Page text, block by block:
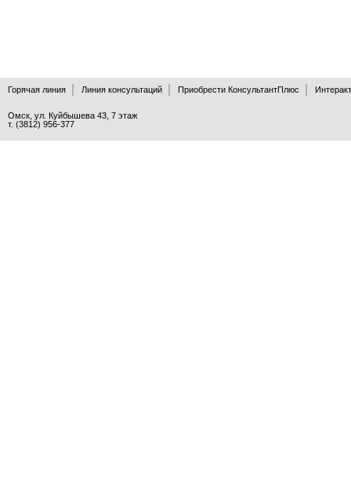
Горячая линия Линия консультаций Приобрести КонсультантПлюс
Омск, ул. Куйбышева 43, 7 этаж
т. (3812) 956-377